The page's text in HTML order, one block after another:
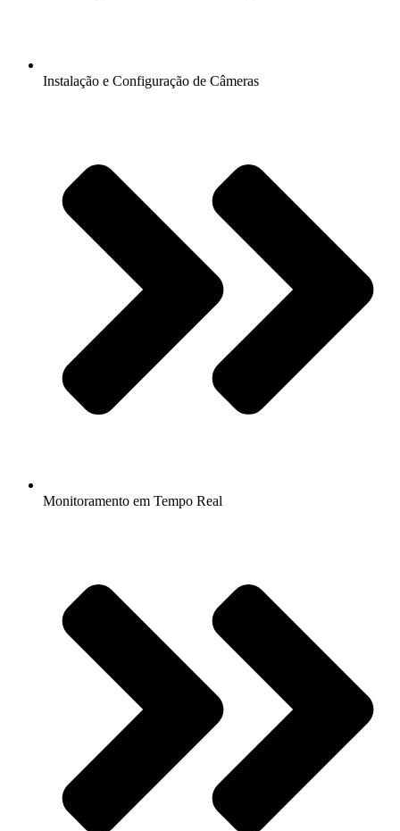
Instalação e Configuração de Câmeras
Monitoramento em Tempo Real